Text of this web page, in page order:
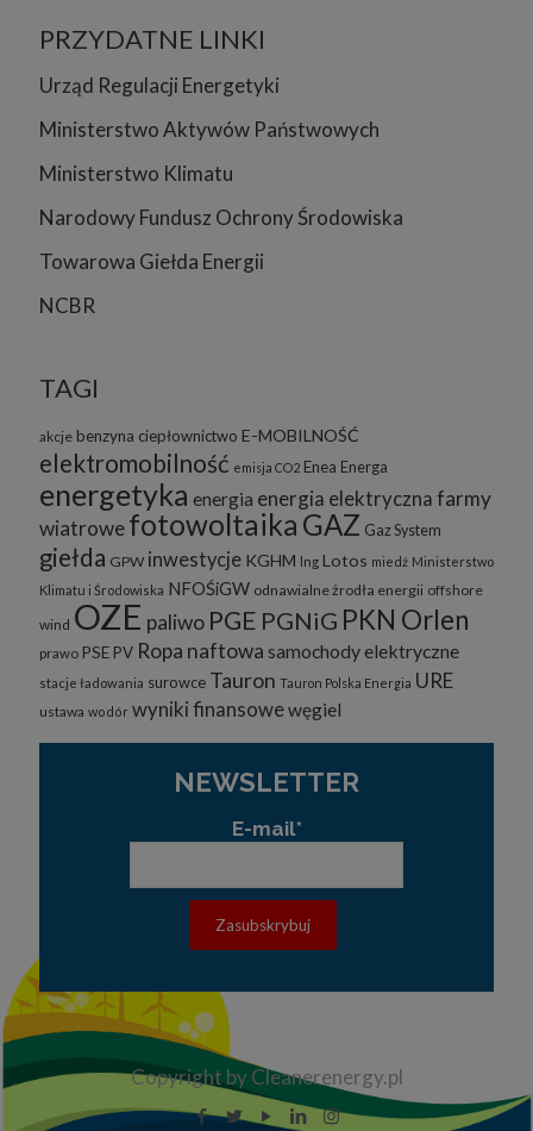
PRZYDATNE LINKI
Urząd Regulacji Energetyki
Ministerstwo Aktywów Państwowych
Ministerstwo Klimatu
Narodowy Fundusz Ochrony Środowiska
Towarowa Giełda Energii
NCBR
TAGI
akcje benzyna ciepłownictwo E-MOBILNOŚĆ
elektromobilność emisja CO2 Enea Energa
energetyka energia energia elektrycznafarmy
wiatrowefotowoltaika GAZ Gaz System
giełda GPW inwestycje KGHM lng Lotos miedź Ministerstwo
Klimatu i Środowiska NFOŚiGW odnawialne żrodła energii offshore
wind OZE paliwo PGE PGNiG PKN Orlen
prawo PSE PV Ropa naftowa samochody elektryczne
stacje ładowania surowce Tauron Tauron Polska Energia URE
ustawa wodór wyniki finansowewęgiel
NEWSLETTER
E-mail*
Copyright by Cleanerenergy.pl